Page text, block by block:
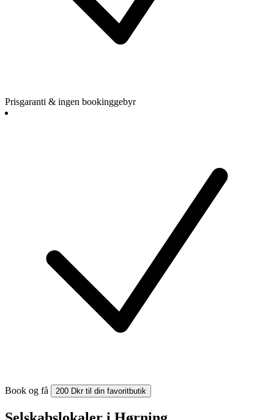
Prisgaranti & ingen bookinggebyr
Book og få 200 Dkr til din favoritbutik